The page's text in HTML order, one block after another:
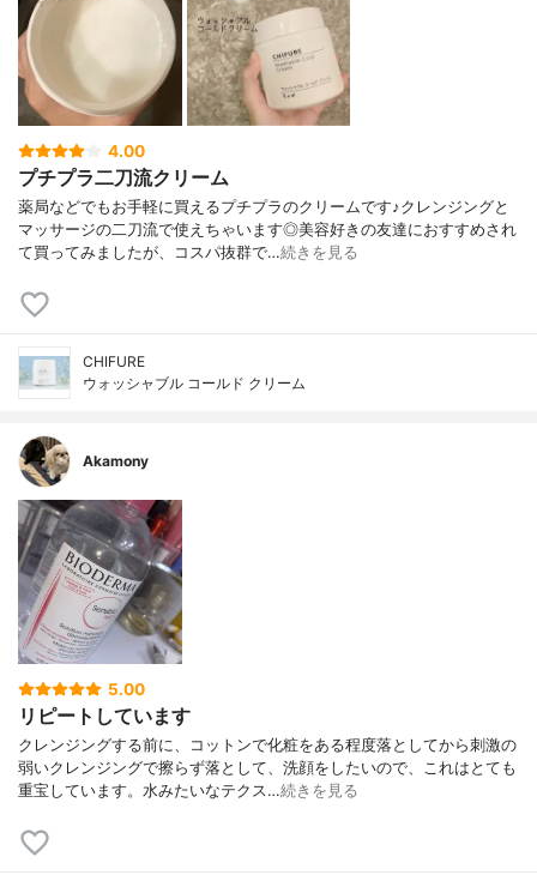
4.00
プチプラ二刀流クリーム
薬局などでもお手軽に買えるプチプラのクリームです♪クレンジングと
マッサージの二刀流で使えちゃいます◎美容好きの友達におすすめされ
て買ってみましたが、コスパ抜群で…続きを見る
CHIFURE
ウォッシャブル コールド クリーム
Akamony
5.00
リピートしています
クレンジングする前に、コットンで化粧をある程度落としてから刺激の
弱いクレンジングで擦らず落として、洗顔をしたいので、これはとても
重宝しています。水みたいなテクス…続きを見る